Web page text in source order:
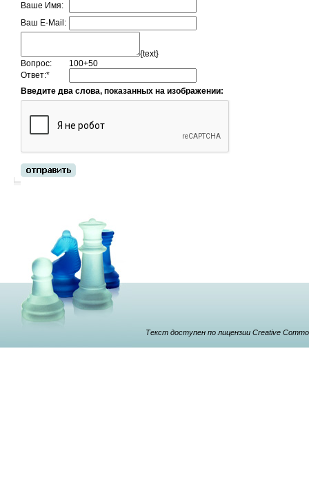
Ваше Имя:
Ваш E-Mail:
{text}
Вопрос:
100+50
Ответ:*
Введите два слова, показанных на изображении:
Текст доступен по лицензии Creative